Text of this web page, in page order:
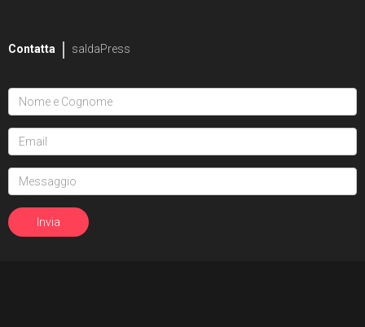
Contatta saldaPress